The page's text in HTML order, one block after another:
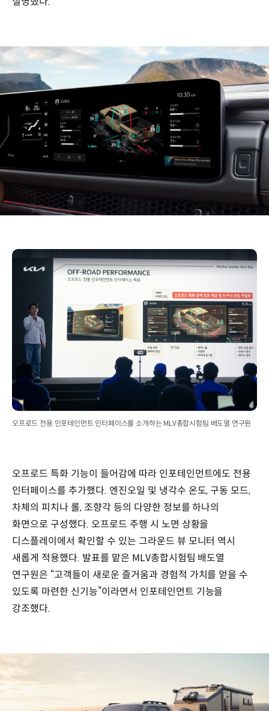
오프로드 전용 인포테인먼트 인터페이스를 소개하는 MLV총합시험팀 배도열 연구원
오프로드 특화 기능이 들어감에 따라 인포테인먼트에도 전용
인터페이스를 추가했다. 엔진오일 및 냉각수 온도, 구동 모드,
차체의 피치나 롤, 조향각 등의 다양한 정보를 하나의
화면으로 구성했다. 오프로드 주행 시 노면 상황을
디스플레이에서 확인할 수 있는 그라운드 뷰 모니터 역시
새롭게 적용했다. 발표를 맡은 MLV총합시험팀 배도열
연구원은 “고객들이 새로운 즐거움과 경험적 가치를 얻을 수
있도록 마련한 신기능”이라면서 인포테인먼트 기능을
강조했다.